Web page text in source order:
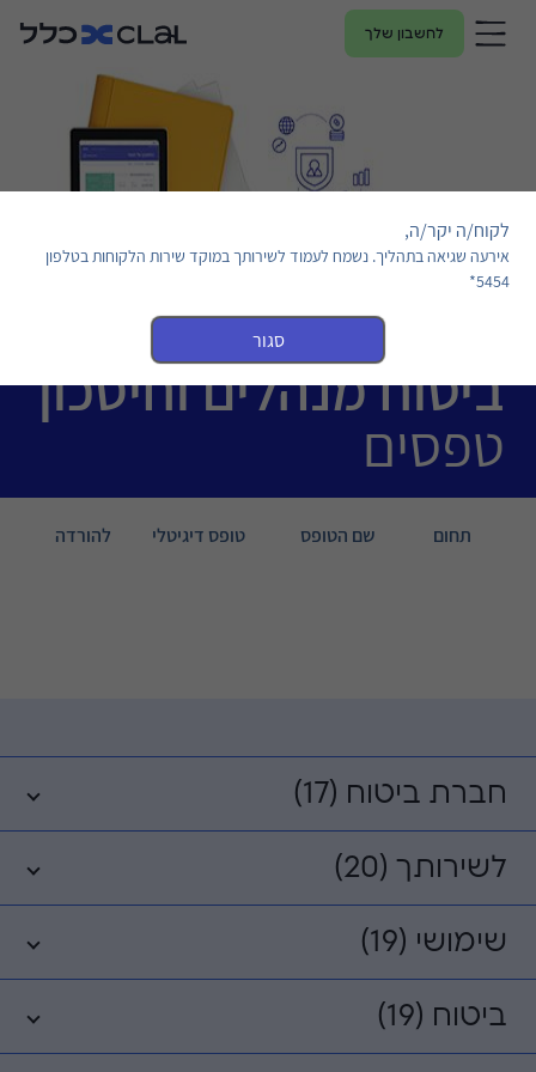
לחשבון שלך
ביטוח מנהלים וחיסכון
טפסים
תחום שם הטופס טופס דיגיטלי להורדה
חברת ביטוח (17)
לשירותך (20)
שימושי (19)
ביטוח (19)
לקוח/ה יקר/ה,
אירעה שגיאה בתהליך. נשמח לעמוד לשירותך במוקד שירות הלקוחות בטלפון
5454*
סגור